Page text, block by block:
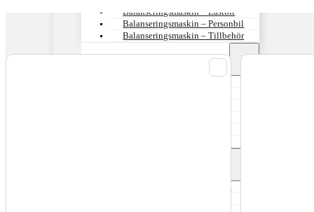
Balanseringsmaskin – Lastbil
Balanseringsmaskin – Personbil
Balanseringsmaskin – Tillbehör
Hjultvätt / däcktvätt